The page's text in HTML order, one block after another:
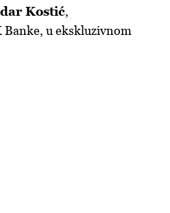
Kostić,
u ekskluzivnom